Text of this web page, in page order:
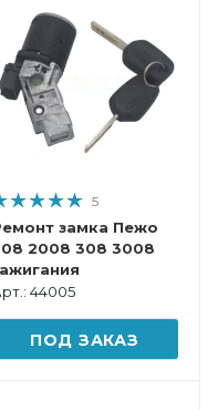
5
замка Пежо
2008 308 3008
44005
ПОД ЗАКАЗ